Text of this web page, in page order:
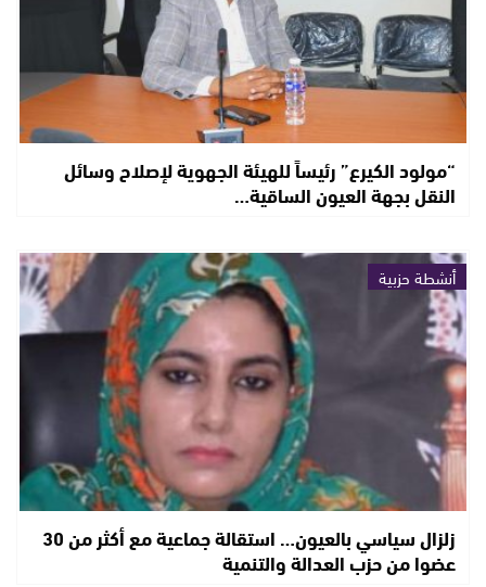
“مولود الكيرع” رئيساً للهيئة الجهوية لإصلاح وسائل
النقل بجهة العيون الساقية…
أنشطة حزبية
زلزال سياسي بالعيون… استقالة جماعية مع أكثر من 30
عضوا من حزب العدالة والتنمية